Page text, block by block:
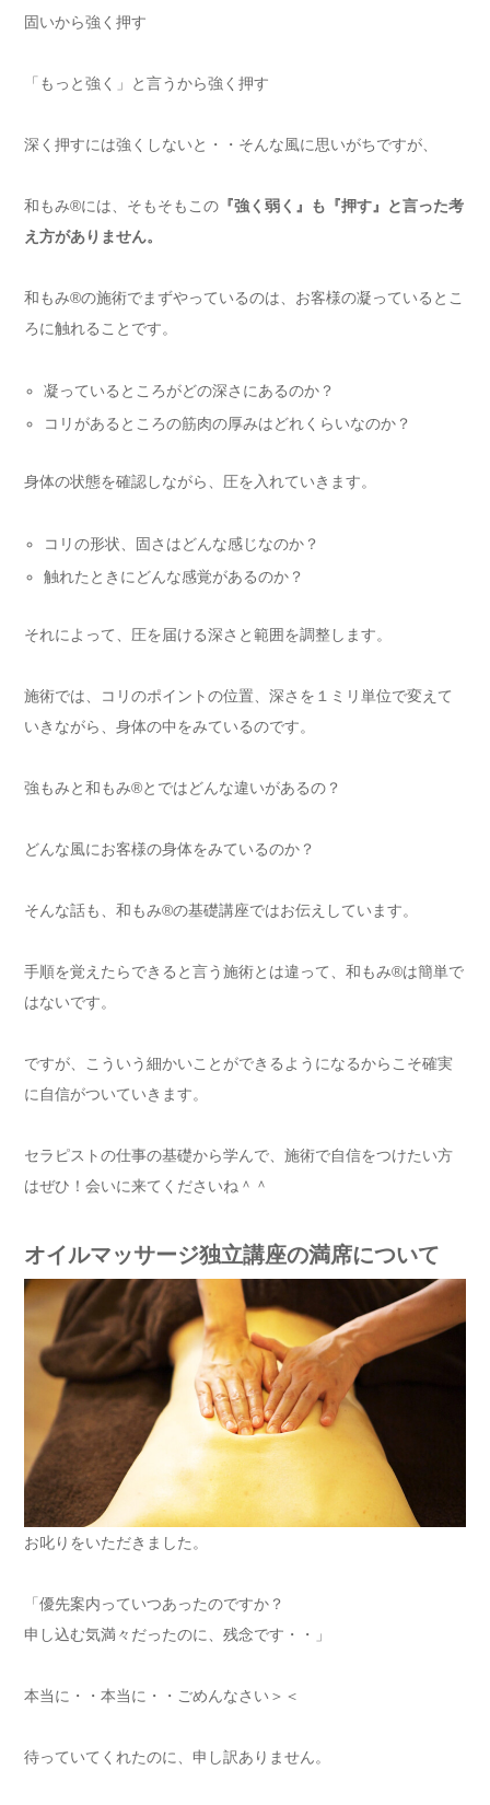
固いから強く押す
「もっと強く」と言うから強く押す
深く押すには強くしないと・・そんな風に思いがちですが、
和もみ®には、そもそもこの 『強く弱く』も『押す』と言った考
え方がありません。
和もみ®の施術でまずやっているのは、お客様の凝っているとこ
ろに触れることです。
凝っているところがどの深さにあるのか？
コリがあるところの筋肉の厚みはどれくらいなのか？
身体の状態を確認しながら、圧を入れていきます。
コリの形状、固さはどんな感じなのか？
触れたときにどんな感覚があるのか？
それによって、圧を届ける深さと範囲を調整します。
施術では、コリのポイントの位置、深さを１ミリ単位で変えて
いきながら、身体の中をみているのです。
強もみと和もみ®とではどんな違いがあるの？
どんな風にお客様の身体をみているのか？
そんな話も、和もみ®の基礎講座ではお伝えしています。
手順を覚えたらできると言う施術とは違って、和もみ®は簡単で
はないです。
ですが、こういう細かいことができるようになるからこそ確実
に自信がついていきます。
セラピストの仕事の基礎から学んで、施術で自信をつけたい方
はぜひ！会いに来てくださいね＾＾
オイルマッサージ独立講座の満席について
お叱りをいただきました。
「優先案内っていつあったのですか？
申し込む気満々だったのに、残念です・・」
本当に・・本当に・・ごめんなさい＞＜
待っていてくれたのに、申し訳ありません。